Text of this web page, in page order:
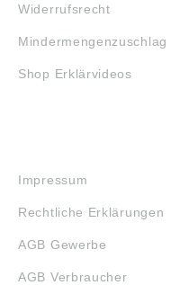
Widerrufsrecht
Mindermengenzuschlag
Shop Erklärvideos
Impressum
Rechtliche Erklärungen
AGB Gewerbe
AGB Verbraucher